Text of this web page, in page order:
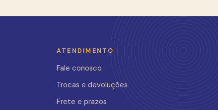
ATENDIMENTO
Fale conosco
Trocas e devoluções
Frete e prazos